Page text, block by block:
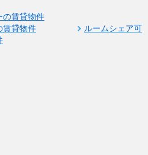
の賃貸物件
賃貸物件
ルームシェア可